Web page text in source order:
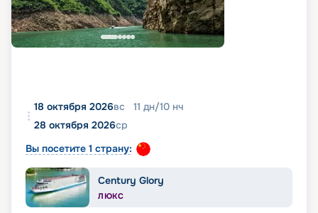
18 октября 2026вс 11 дн/10 нч
28 октября 2026ср
Вы посетите 1 страну:
Century Glory
ЛЮКС